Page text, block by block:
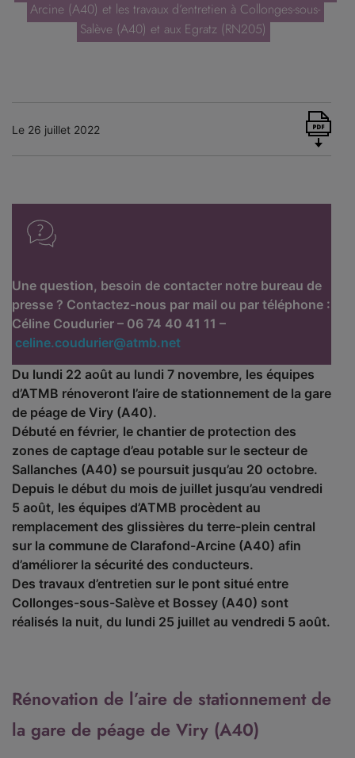
Arcine (A40) et les travaux d’entretien à Collonges-sous-
Salève (A40) et aux Egratz (RN205)
Le 26 juillet 2022
Une question, besoin de contacter notre bureau de
presse ? Contactez-nous par mail ou par téléphone :
Céline Coudurier – 06 74 40 41 11 –
celine.coudurier@atmb.net
Du lundi 22 août au lundi 7 novembre, les équipes
d’ATMB rénoveront l’aire de stationnement de la gare
de péage de Viry (A40).
Débuté en février, le chantier de protection des
zones de captage d’eau potable sur le secteur de
Sallanches (A40) se poursuit jusqu’au 20 octobre.
Depuis le début du mois de juillet jusqu’au vendredi
5 août, les équipes d’ATMB procèdent au
remplacement des glissières du terre-plein central
sur la commune de Clarafond-Arcine (A40) afin
d’améliorer la sécurité des conducteurs.
Des travaux d’entretien sur le pont situé entre
Collonges-sous-Salève et Bossey (A40) sont
réalisés la nuit, du lundi 25 juillet au vendredi 5 août.
Rénovation de l’aire de stationnement de
la gare de péage de Viry (A40)